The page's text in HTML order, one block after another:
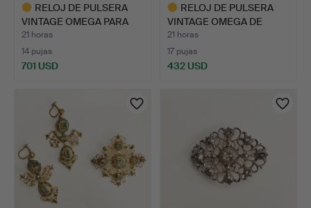
RELOJ DE PULSERA
VINTAGE OMEGA PARA
DAMA E…
21 horas
14 pujas
701 USD
seleccionado
RELOJ DE PULSERA
VINTAGE OMEGA DE
VILLE DE…
21 horas
17 pujas
432 USD